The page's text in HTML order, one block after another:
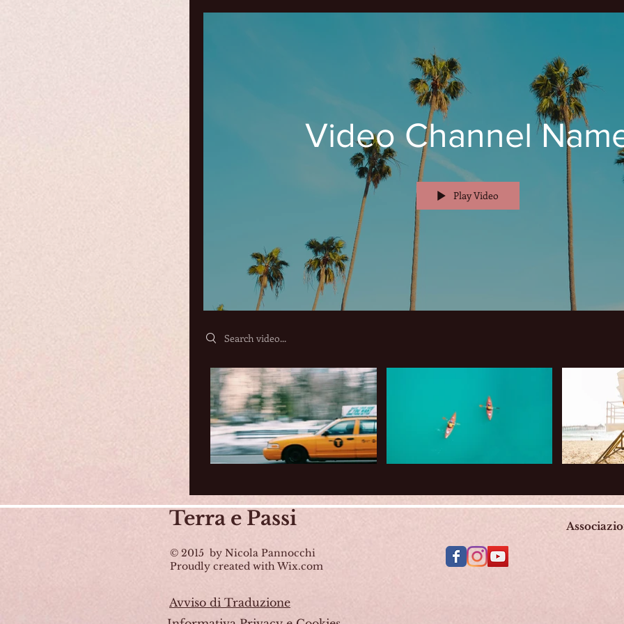
Video Channel
Play Video
Search videos
Terra e Passi
© 2015 by Nicola Pannocchi
Proudly created with Wix.com
Avviso di Traduzione